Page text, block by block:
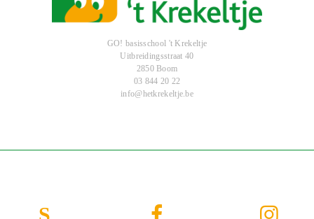
GO! basisschool 't Krekeltje
Uitbreidingsstraat 40
2850 Boom
03 844 20 22
info@hetkrekeltje.be